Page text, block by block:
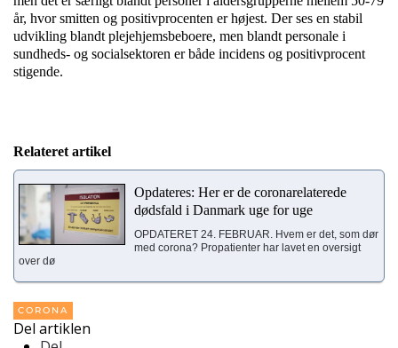
år, hvor smitten og positivprocenten er højest. Der ses en stabil
udvikling blandt plejehjemsbeboere, men blandt personale i
sundheds- og socialsektoren er både incidens og positivprocent
stigende.
Relateret artikel
Opdateres: Her er de coronarelaterede
dødsfald i Danmark uge for uge
OPDATERET 24. FEBRUAR. Hvem er det, som dør
med corona? Propatienter har lavet en oversigt
over dø
CORONA
Del artiklen